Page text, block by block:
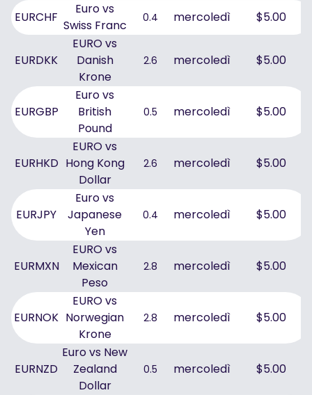
EURCHF
Euro vs
Swiss Franc
0.4 mercoledì $5.00
EURDKK
EURO vs
Danish
Krone
2.6 mercoledì $5.00
EURGBP
Euro vs
British
Pound
0.5 mercoledì $5.00
EURHKD
EURO vs
Hong Kong
Dollar
2.6 mercoledì $5.00
EURJPY
Euro vs
Japanese
Yen
0.4 mercoledì $5.00
EURMXN
EURO vs
Mexican
Peso
2.8 mercoledì $5.00
EURNOK
EURO vs
Norwegian
Krone
2.8 mercoledì $5.00
EURNZD
Euro vs New
Zealand
Dollar
0.5 mercoledì $5.00